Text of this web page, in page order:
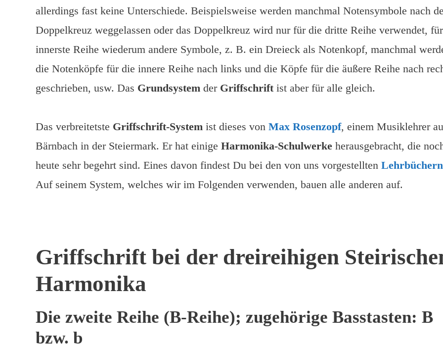
allerdings fast keine Unterschiede. Beispielsweise werden manchmal Notensymbole nach
Doppelkreuz weggelassen oder das Doppelkreuz wird nur für die dritte Reihe verwendet,
innerste Reihe wiederum andere Symbole, z. B. ein Dreieck als Notenkopf, manchmal
die Notenköpfe für die innere Reihe nach links und die Köpfe für die äußere Reihe nach
geschrieben, usw. Das Grundsystem der Griffschrift ist aber für alle gleich.
Das verbreitetste Griffschrift-System ist dieses von Max Rosenzopf, einem Musiklehrer
Bärnbach in der Steiermark. Er hat einige Harmonika-Schulwerke herausgebracht, die
heute sehr begehrt sind. Eines davon findest Du bei den von uns vorgestellten Lehrbüchern
Auf seinem System, welches wir im Folgenden verwenden, bauen alle anderen auf.
Griffschrift bei der dreireihigen
Harmonika
Die zweite Reihe (B-Reihe); zugehörige Basstasten: B
bzw. b